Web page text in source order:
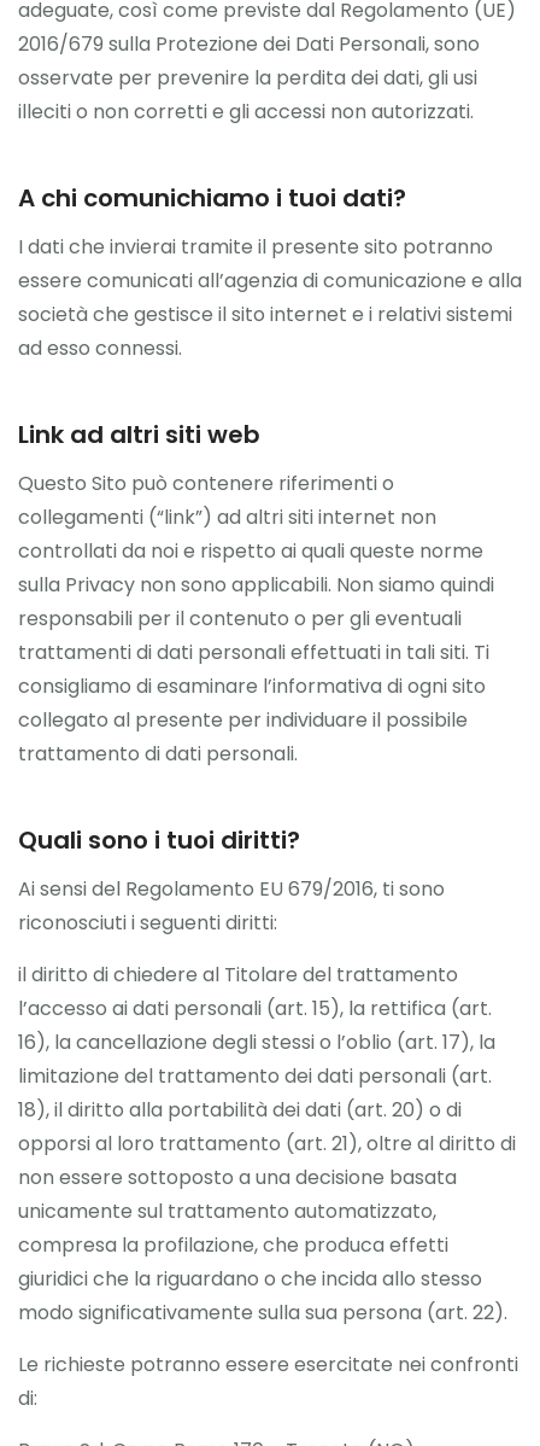
adeguate, così come previste dal Regolamento (UE)
2016/679 sulla Protezione dei Dati Personali, sono
osservate per prevenire la perdita dei dati, gli usi
illeciti o non corretti e gli accessi non autorizzati.
A chi comunichiamo i tuoi dati?
I dati che invierai tramite il presente sito potranno
essere comunicati all’agenzia di comunicazione e alla
società che gestisce il sito internet e i relativi sistemi
ad esso connessi.
Link ad altri siti web
Questo Sito può contenere riferimenti o
collegamenti (“link”) ad altri siti internet non
controllati da noi e rispetto ai quali queste norme
sulla Privacy non sono applicabili. Non siamo quindi
responsabili per il contenuto o per gli eventuali
trattamenti di dati personali effettuati in tali siti. Ti
consigliamo di esaminare l’informativa di ogni sito
collegato al presente per individuare il possibile
trattamento di dati personali.
Quali sono i tuoi diritti?
Ai sensi del Regolamento EU 679/2016, ti sono
riconosciuti i seguenti diritti:
il diritto di chiedere al Titolare del trattamento
l’accesso ai dati personali (art. 15), la rettifica (art.
16), la cancellazione degli stessi o l’oblio (art. 17), la
limitazione del trattamento dei dati personali (art.
18), il diritto alla portabilità dei dati (art. 20) o di
opporsi al loro trattamento (art. 21), oltre al diritto di
non essere sottoposto a una decisione basata
unicamente sul trattamento automatizzato,
compresa la profilazione, che produca effetti
giuridici che la riguardano o che incida allo stesso
modo significativamente sulla sua persona (art. 22).
Le richieste potranno essere esercitate nei confronti
di: